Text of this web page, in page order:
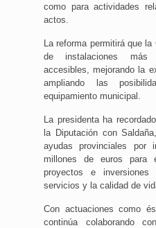
como para actividades
actos.
La reforma permitirá que
de instalaciones más
accesibles, mejorando la
ampliando las
equipamiento municipal.
La presidenta ha
la Diputación con
ayudas provinciales por
millones de euros para
proyectos e
servicios y la calidad de
Con actuaciones como
continúa colaborando